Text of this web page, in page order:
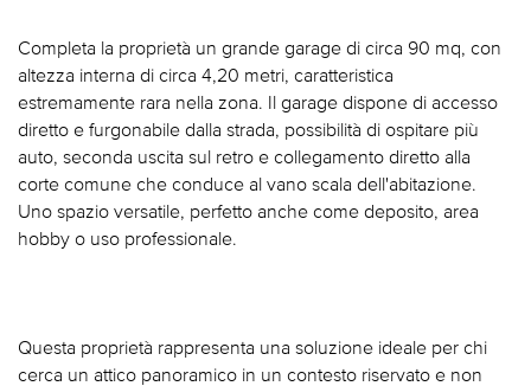
Completa la proprietà un grande garage di circa 90 mq, con
altezza interna di circa 4,20 metri, caratteristica
estremamente rara nella zona. Il garage dispone di accesso
diretto e furgonabile dalla strada, possibilità di ospitare più
auto, seconda uscita sul retro e collegamento diretto alla
corte comune che conduce al vano scala dell'abitazione.
Uno spazio versatile, perfetto anche come deposito, area
hobby o uso professionale.
Questa proprietà rappresenta una soluzione ideale per chi
cerca un attico panoramico in un contesto riservato e non